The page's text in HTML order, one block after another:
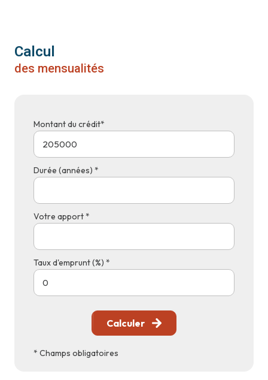
Calcul
des mensualités
Montant du crédit*
Durée (années) *
Votre apport *
Taux d'emprunt (%) *
Calculer
* Champs obligatoires